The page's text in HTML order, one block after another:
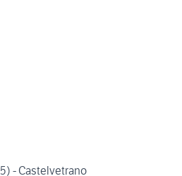
- Castelvetrano